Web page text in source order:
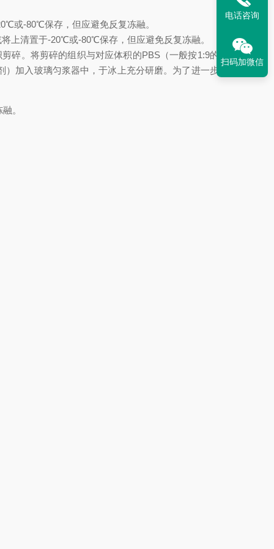
或-80℃保存，但应避免反复冻融。
上清置于-20℃或-80℃保存，但应避免反复冻融。
碎。将剪碎的组织与对应体积的PBS（一般按1:9的重量
加入玻璃匀浆器中，于冰上充分研磨。为了进一步裂解
。
电话咨询
扫码加微信